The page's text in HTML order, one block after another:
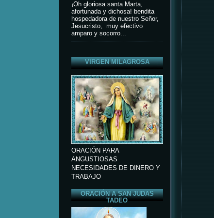
¡Oh gloriosa santa Marta,
afortunada y dichosa! bendita
hospedadora de nuestro Señor,
Jesucristo, muy efectivo
amparo y socorro...
VIRGEN MILAGROSA
ORACIÓN PARA
ANGUSTIOSAS
NECESIDADES DE DINERO Y
TRABAJO
ORACIÓN A SAN JUDAS
TADEO